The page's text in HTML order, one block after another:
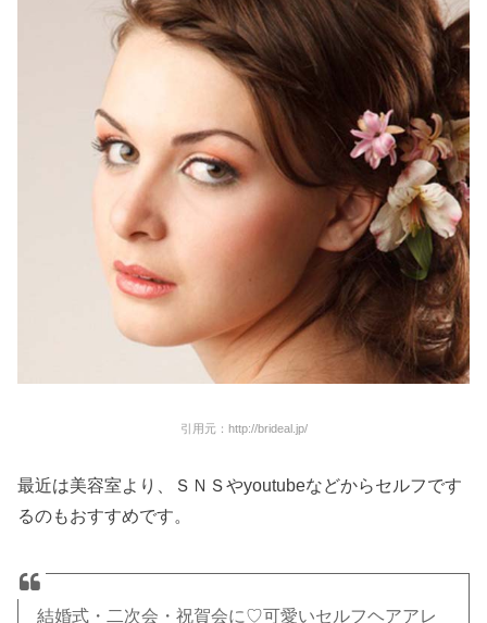
引用元：http://brideal.jp/
最近は美容室より、ＳＮＳやyoutubeなどからセルフです
るのもおすすめです。
結婚式・二次会・祝賀会に♡可愛いセルフヘアアレ